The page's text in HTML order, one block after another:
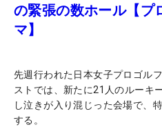
の緊張の数ホール【プ
マ】
先週行われた日本女子プロゴル
ストでは、新たに21人のルーキ
し泣きが入り混じった会場で、
する。